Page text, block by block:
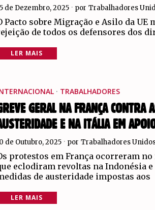
de Dezembro, 2025 por Trabalhadores
Pacto sobre Migração e Asilo da UE
de todos os defensores dos
LER MAIS
· TRABALHADORES
GERAL NA FRANÇA CONTRA
E NA ITÁLIA EM
de Outubro, 2025 por Trabalhadores
protestos em França ocorreram
eclodiram revoltas na Indonésia
de austeridade impostas aos
LER MAIS